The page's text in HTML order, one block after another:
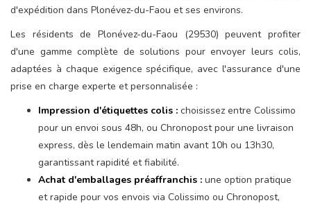
d'expédition dans Plonévez-du-Faou et ses environs.
Les résidents de Plonévez-du-Faou (29530) peuvent profiter
d'une gamme complète de solutions pour envoyer leurs colis,
adaptées à chaque exigence spécifique, avec l'assurance d'une
prise en charge experte et personnalisée :
Impression d'étiquettes colis : choisissez entre Colissimo
pour un envoi sous 48h, ou Chronopost pour une livraison
express, dès le lendemain matin avant 10h ou 13h30,
garantissant rapidité et fiabilité.
Achat d'emballages préaffranchis : une option pratique
et rapide pour vos envois via Colissimo ou Chronopost,